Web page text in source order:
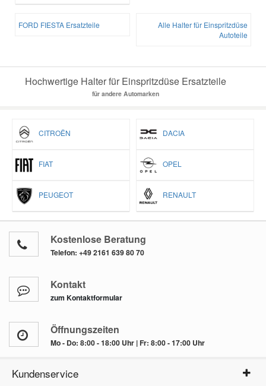
FORD FIESTA Ersatzteile
Alle Halter für Einspritzdüse
Autoteile
Hochwertige Halter für Einspritzdüse Ersatzteile
für andere Automarken
CITROËN DACIA
FIAT OPEL
PEUGEOT RENAULT
Kostenlose Beratung
Telefon: +49 2161 639 80 70
Kontakt
zum Kontaktformular
Öffnungszeiten
Mo - Do: 8:00 - 18:00 Uhr | Fr: 8:00 - 17:00 Uhr
Kundenservice